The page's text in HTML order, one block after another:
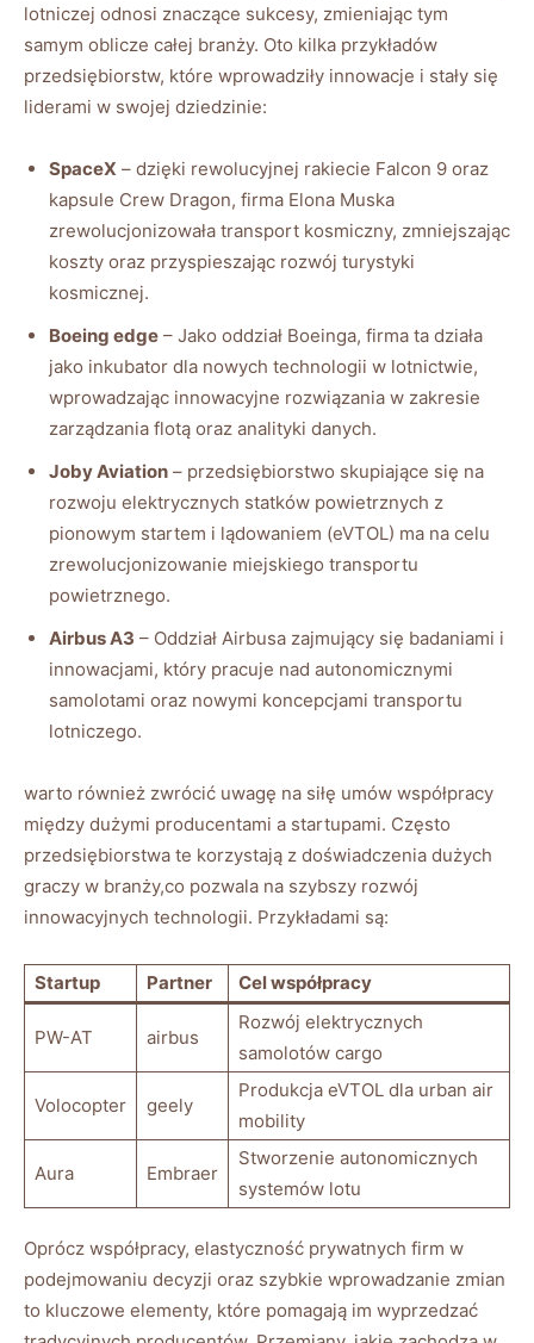
lotniczej odnosi znaczące sukcesy, zmieniając tym
samym oblicze całej branży. Oto kilka przykładów
przedsiębiorstw, które wprowadziły innowacje i stały się
liderami w swojej dziedzinie:
SpaceX – dzięki rewolucyjnej rakiecie Falcon 9 oraz
kapsule Crew Dragon, firma Elona Muska
zrewolucjonizowała transport kosmiczny, zmniejszając
koszty oraz przyspieszając rozwój turystyki
kosmicznej.
Boeing edge – Jako oddział Boeinga, firma ta działa
jako inkubator dla nowych technologii w lotnictwie,
wprowadzając innowacyjne rozwiązania w zakresie
zarządzania flotą oraz analityki danych.
Joby Aviation – przedsiębiorstwo skupiające się na
rozwoju elektrycznych statków powietrznych z
pionowym startem i lądowaniem (eVTOL) ma na celu
zrewolucjonizowanie miejskiego transportu
powietrznego.
Airbus A3 – Oddział Airbusa zajmujący się badaniami i
innowacjami, który pracuje nad autonomicznymi
samolotami oraz nowymi koncepcjami transportu
lotniczego.
warto również zwrócić uwagę na siłę umów współpracy
między dużymi producentami a startupami. Często
przedsiębiorstwa te korzystają z doświadczenia dużych
graczy w branży,co pozwala na szybszy rozwój
innowacyjnych technologii. Przykładami są:
Startup Partner Cel współpracy
PW-AT airbus
Rozwój elektrycznych
samolotów cargo
Volocopter geely
Produkcja eVTOL dla urban air
mobility
Aura Embraer
Stworzenie autonomicznych
systemów lotu
Oprócz współpracy, elastyczność prywatnych firm w
podejmowaniu decyzji oraz szybkie wprowadzanie zmian
to kluczowe elementy, które pomagają im wyprzedzać